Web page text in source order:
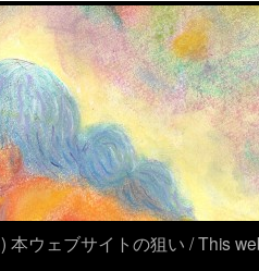
本ウェブサイトの狙い / This